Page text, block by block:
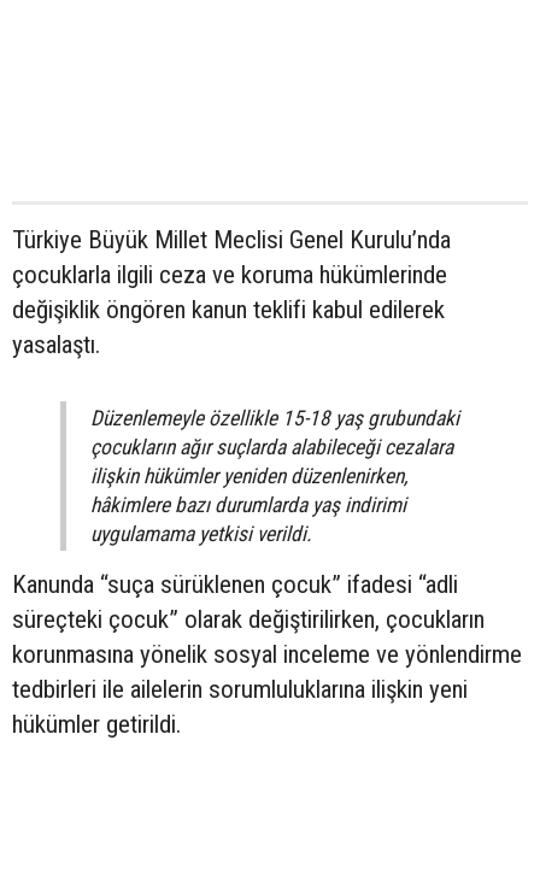
Türkiye Büyük Millet Meclisi Genel Kurulu’nda
çocuklarla ilgili ceza ve koruma hükümlerinde
değişiklik öngören kanun teklifi kabul edilerek
yasalaştı.
Düzenlemeyle özellikle 15-18 yaş grubundaki
çocukların ağır suçlarda alabileceği cezalara
ilişkin hükümler yeniden düzenlenirken,
hâkimlere bazı durumlarda yaş indirimi
uygulamama yetkisi verildi.
Kanunda “suça sürüklenen çocuk” ifadesi “adli
süreçteki çocuk” olarak değiştirilirken, çocukların
korunmasına yönelik sosyal inceleme ve yönlendirme
tedbirleri ile ailelerin sorumluluklarına ilişkin yeni
hükümler getirildi.